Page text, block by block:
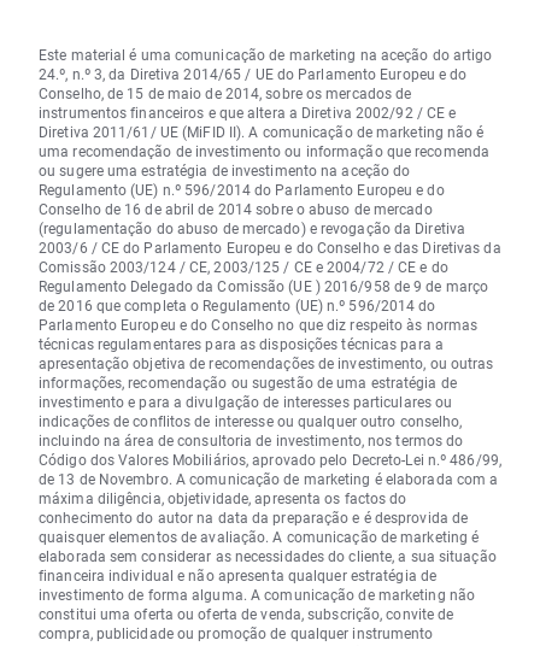
Este material é uma comunicação de marketing na aceção do artigo
24.º, n.º 3, da Diretiva 2014/65 / UE do Parlamento Europeu e do
Conselho, de 15 de maio de 2014, sobre os mercados de
instrumentos financeiros e que altera a Diretiva 2002/92 / CE e
Diretiva 2011/61/ UE (MiFID II). A comunicação de marketing não é
uma recomendação de investimento ou informação que recomenda
ou sugere uma estratégia de investimento na aceção do
Regulamento (UE) n.º 596/2014 do Parlamento Europeu e do
Conselho de 16 de abril de 2014 sobre o abuso de mercado
(regulamentação do abuso de mercado) e revogação da Diretiva
2003/6 / CE do Parlamento Europeu e do Conselho e das Diretivas da
Comissão 2003/124 / CE, 2003/125 / CE e 2004/72 / CE e do
Regulamento Delegado da Comissão (UE ) 2016/958 de 9 de março
de 2016 que completa o Regulamento (UE) n.º 596/2014 do
Parlamento Europeu e do Conselho no que diz respeito às normas
técnicas regulamentares para as disposições técnicas para a
apresentação objetiva de recomendações de investimento, ou outras
informações, recomendação ou sugestão de uma estratégia de
investimento e para a divulgação de interesses particulares ou
indicações de conflitos de interesse ou qualquer outro conselho,
incluindo na área de consultoria de investimento, nos termos do
Código dos Valores Mobiliários, aprovado pelo Decreto-Lei n.º 486/99,
de 13 de Novembro. A comunicação de marketing é elaborada com a
máxima diligência, objetividade, apresenta os factos do
conhecimento do autor na data da preparação e é desprovida de
quaisquer elementos de avaliação. A comunicação de marketing é
elaborada sem considerar as necessidades do cliente, a sua situação
financeira individual e não apresenta qualquer estratégia de
investimento de forma alguma. A comunicação de marketing não
constitui uma oferta ou oferta de venda, subscrição, convite de
compra, publicidade ou promoção de qualquer instrumento